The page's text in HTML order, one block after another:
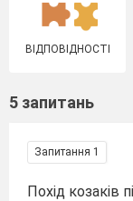
ВІДПОВІДНОСТІ
5 запитань
Запитання 1
Похід козаків